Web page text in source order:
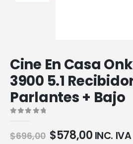
Cine En Casa
3900 5.1
Parlantes + Bajo
$696,00 $578,00 INC. IVA